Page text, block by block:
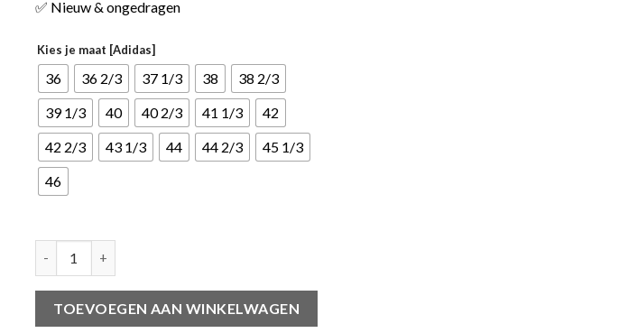
✅ Nieuw & ongedragen
Kies je maat [Adidas]
36 36 2/3 37 1/3 38
38 2/3
39 1/3
40 40 2/3 41 1/3
42
42 2/3
43 1/3 44 44 2/3
45 1/3
46
TOEVOEGEN AAN WINKELWAGEN